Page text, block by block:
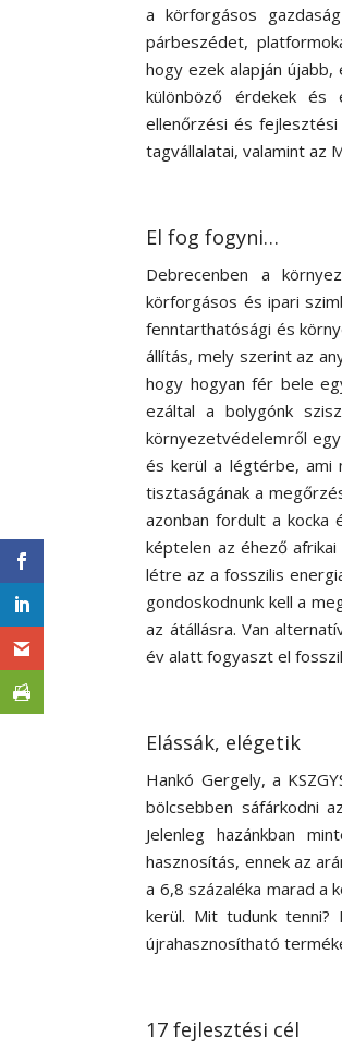
a körforgásos
párbeszédet,
hogy ezek alapján
különböző érdekek és
ellenőrzési és
tagvállalatai, valamint az
El fog fogyni…
Debrecenben a
körforgásos és ipari
fenntarthatósági és
állítás, mely szerint az
hogy hogyan fér bele
ezáltal a bolygónk
környezetvédelemről
és kerül a légtérbe, ami
tisztaságának a
azonban fordult a kocka
képtelen az éhező
létre az a fosszilis
gondoskodnunk kell a
az átállásra. Van
év alatt fogyaszt el
Elássák, elégetik
Hankó Gergely, a
bölcsebben sáfárkodni
Jelenleg hazánkban
hasznosítás, ennek az
a 6,8 százaléka marad a
kerül. Mit tudunk tenni?
újrahasznosítható
17 fejlesztési cél